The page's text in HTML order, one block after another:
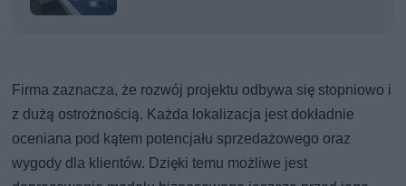
Firma zaznacza, że rozwój projektu odbywa się stopniowo i
z dużą ostrożnością. Każda lokalizacja jest dokładnie
oceniana pod kątem potencjału sprzedażowego oraz
wygody dla klientów. Dzięki temu możliwe jest